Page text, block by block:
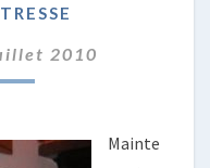
2010
Mainte